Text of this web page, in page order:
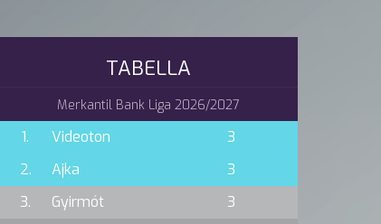
TABELLA
Merkantil Bank Liga 2026/2027
1. Videoton
3
2.
Ajka
3
3.
Gyirmót
3